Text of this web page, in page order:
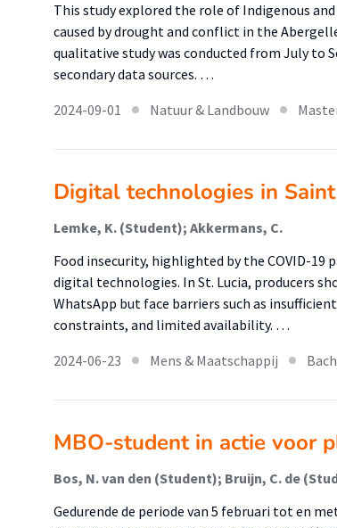
This study explored the role of Indigenous
caused by drought and conflict in the
qualitative study was conducted from July to
secondary data sources. …
2024-09-01
Natuur & Landbouw
Digital technologies in
Lemke, K. (Student); Akkermans, C.
Food insecurity, highlighted by the COVID-
digital technologies. In St. Lucia, producers
WhatsApp but face barriers such as
constraints, and limited availability. …
2024-06-23
Mens & Maatschappij
MBO-student in actie voor
Gedurende de periode van 5 februari tot en